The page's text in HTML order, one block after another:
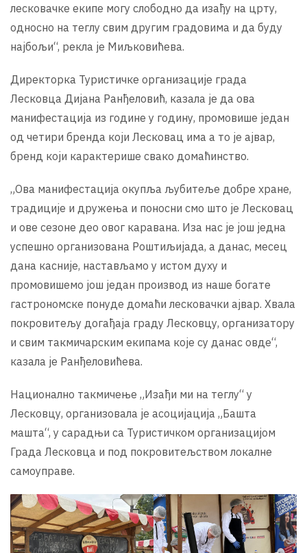
лесковачке екипе могу слободно да изађу на црту,
односно на теглу свим другим градовима и да буду
најбољи“, рекла је Миљковићева.
Директорка Туристичке организације града
Лесковца Дијана Ранђеловић, казала је да ова
манифестација из године у годину, промовише један
од четири бренда који Лесковац има а то је ајвар,
бренд који карактерише свако домаћинство.
„Ова манифестација окупља љубитеље добре хране,
традиције и дружења и поносни смо што је Лесковац
и ове сезоне део овог каравана. Иза нас је још једна
успешно организована Роштиљијада, а данас, месец
дана касније, настављамо у истом духу и
промовишемо још један производ из наше богате
гастрономске понуде домаћи лесковачки ајвар. Хвала
покровитељу догађаја граду Лесковцу, организатору
и свим такмичарским екипама које су данас овде“,
казала је Ранђеловићева.
Национално такмичење „Изађи ми на теглу“ у
Лесковцу, организовала је асоцијација „Башта
машта“, у сарадњи са Туристичком организацијом
Града Лесковца и под покровитељством локалне
самоуправе.